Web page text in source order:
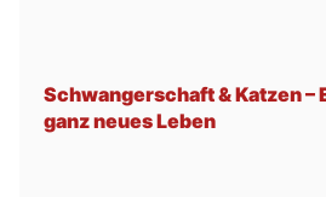
Schwangerschaft & Katzen –
ganz neues Leben